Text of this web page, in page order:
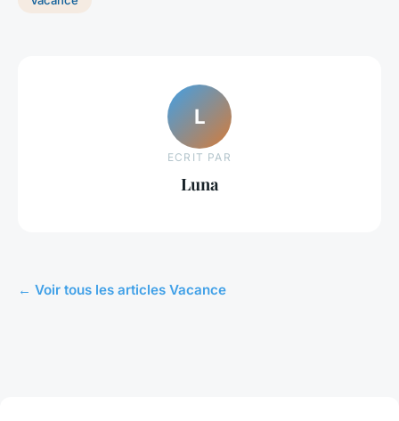
L
ECRIT PAR
Luna
← Voir tous les articles Vacance